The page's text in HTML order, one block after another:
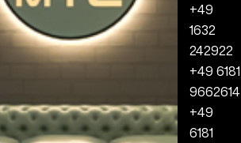
+49
1632
242922
+49 6181
9662614
+49
6181